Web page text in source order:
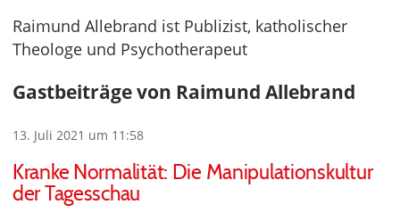
Raimund Allebrand ist Publizist, katholischer
Theologe und Psychotherapeut
Gastbeiträge von Raimund Allebrand
13. Juli 2021 um 11:58
Kranke Normalität: Die Manipulationskultur
der Tagesschau